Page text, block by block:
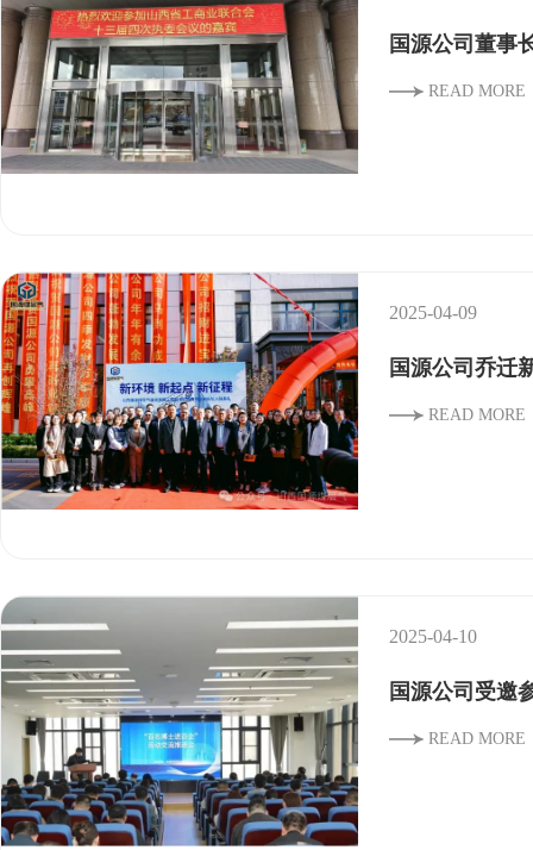
国源公司董事
READ MORE
2025-04-09
国源公司乔迁
READ MORE
2025-04-10
国源公司受邀
READ MORE